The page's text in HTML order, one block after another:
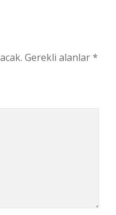
Gerekli alanlar*